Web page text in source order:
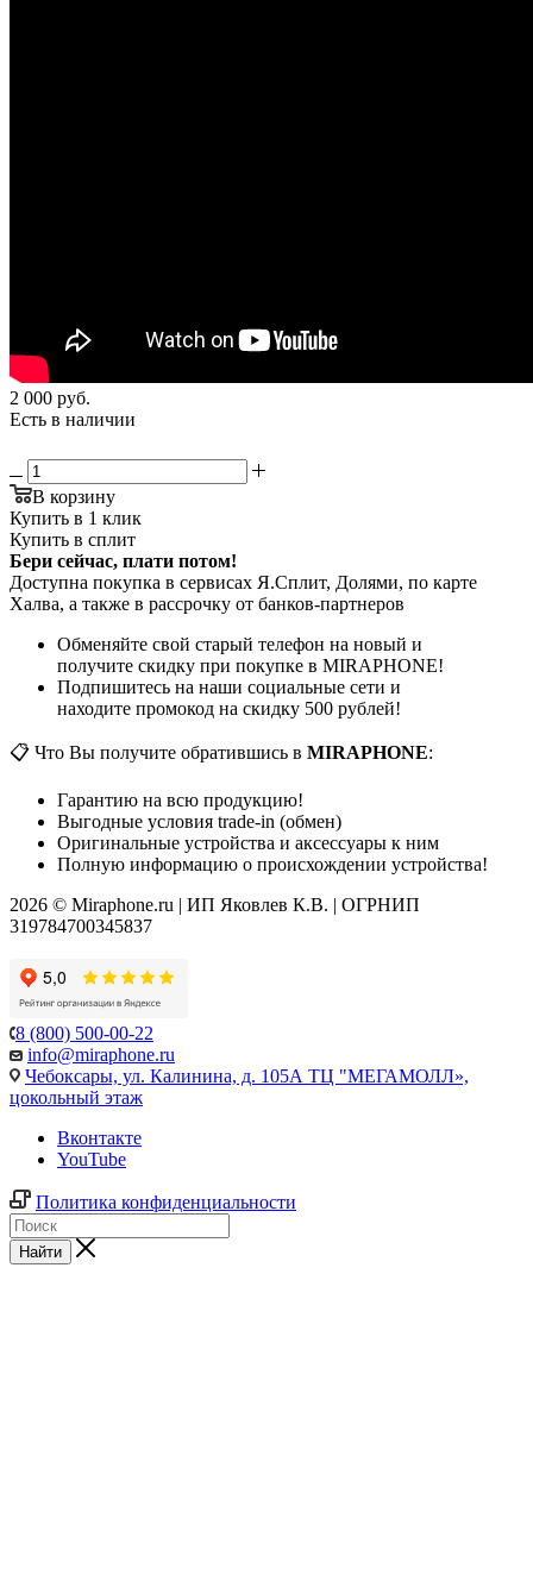
2 000 руб.
Есть в наличии
В корзину
Купить в 1 клик
Купить в сплит
Бери сейчас, плати потом!
Доступна покупка в сервисах Я.Сплит, Долями, по карте
Халва, а также в рассрочку от банков-партнеров
Обменяйте свой старый телефон на новый и
получите скидку при покупке в MIRAPHONE!
Подпишитесь на наши социальные сети и
находите промокод на скидку 500 рублей!
📋 Что Вы получите обратившись в MIRAPHONE:
Гарантию на всю продукцию!
Выгодные условия trade-in (обмен)
Оригинальные устройства и аксессуары к ним
Полную информацию о происхождении устройства!
2026 © Miraphone.ru | ИП Яковлев К.В. | ОГРНИП
319784700345837
8 (800) 500-00-22
info@miraphone.ru
Чебоксары, ул. Калинина, д. 105А ТЦ "МЕГАМОЛЛ»,
цокольный этаж
Вконтакте
YouTube
Политика конфиденциальности
Найти